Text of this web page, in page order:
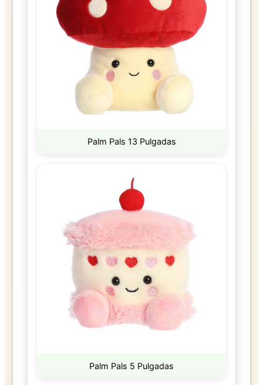
Palm Pals 13 Pulgadas
Palm Pals 5 Pulgadas